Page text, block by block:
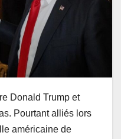
Donald Trump et
Pourtant alliés lors
américaine de